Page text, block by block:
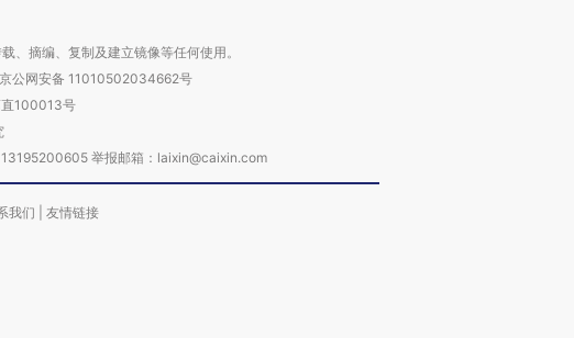
、摘编、复制及建立镜像等任何使用。
京公网安备 11010502034662号
100013号
举报邮箱：laixin@caixin.com
我们 友情链接